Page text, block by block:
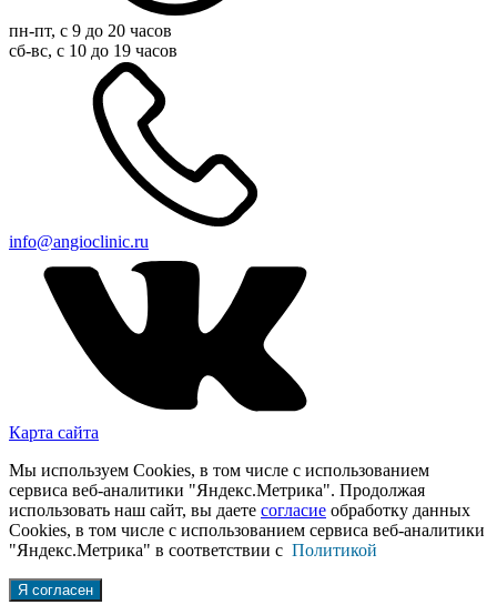
пн-пт, с 9 до 20 часов
сб-вс, с 10 до 19 часов
info@angioclinic.ru
Карта сайта
Мы используем Cookies, в том числе с использованием
сервиса веб-аналитики "Яндекс.Метрика". Продолжая
использовать наш сайт, вы даете согласие обработку данных
Cookies, в том числе с использованием сервиса веб-аналитики
"Яндекс.Метрика" в соответствии с Политикой
Я согласен